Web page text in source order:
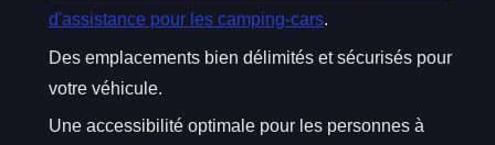
d'assistance pour les camping-cars.
Des emplacements bien délimités et sécurisés pour
votre véhicule.
Une accessibilité optimale pour les personnes à